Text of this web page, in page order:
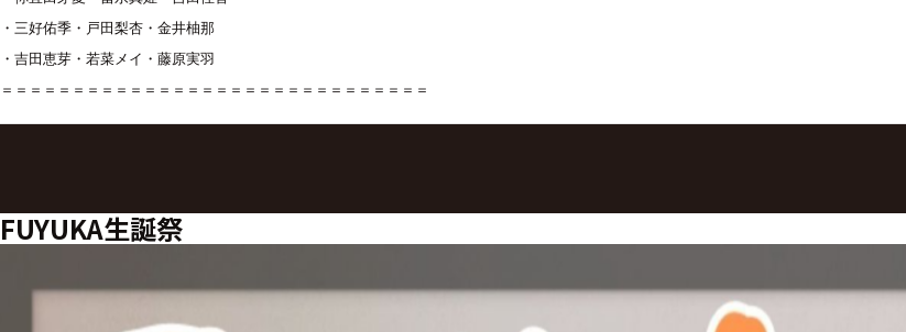
・三好佑季・戸田梨杏・金井柚那
・吉田恵芽・若菜メイ・藤原実羽
＝＝＝＝＝＝＝＝＝＝＝＝＝＝＝＝＝＝＝＝＝＝＝＝＝＝＝＝＝＝
FUYUKA生誕祭